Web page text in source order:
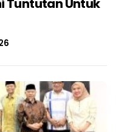
Tuntutan Untuk